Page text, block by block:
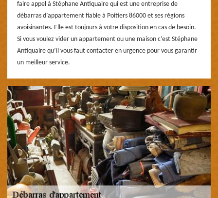
faire appel à Stéphane Antiquaire qui est une entreprise de
débarras d’appartement fiable à Poitiers 86000 et ses régions
avoisinantes. Elle est toujours à votre disposition en cas de besoin.
Si vous voulez vider un appartement ou une maison c’est Stéphane
Antiquaire qu’il vous faut contacter en urgence pour vous garantir
un meilleur service.